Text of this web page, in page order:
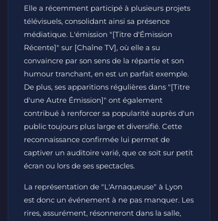
Elle a récemment participé à plusieurs projets
télévisuels, consolidant ainsi sa présence
médiatique. L'émission "[Titre d'Émission
Récente]" sur [Chaîne TV], où elle a su
convaincre par son sens de la répartie et son
humour tranchant, en est un parfait exemple.
De plus, ses apparitions régulières dans "[Titre
d'une Autre Émission]" ont également
contribué à renforcer sa popularité auprès d'un
public toujours plus large et diversifié. Cette
reconnaissance confirmée lui permet de
captiver un auditoire varié, que ce soit sur petit
écran ou lors de ses spectacles.
La représentation de "L'Arnaqueuse" à Lyon
est donc un événement à ne pas manquer. Les
rires, assurément, résonneront dans la salle,